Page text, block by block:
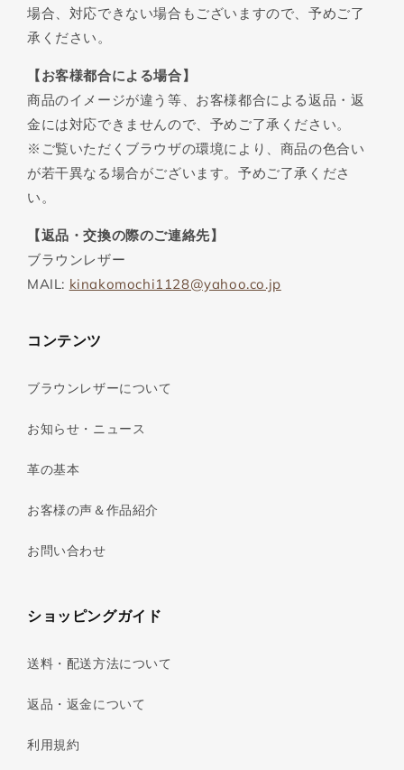
場合、対応できない場合もございますので、予めご了
承ください。
【お客様都合による場合】
商品のイメージが違う等、お客様都合による返品・返
金には対応できませんので、予めご了承ください。
※ご覧いただくブラウザの環境により、商品の色合い
が若干異なる場合がございます。予めご了承くださ
い。
【返品・交換の際のご連絡先】
ブラウンレザー
MAIL: kinakomochi1128@yahoo.co.jp
コンテンツ
ブラウンレザーについて
お知らせ・ニュース
革の基本
お客様の声＆作品紹介
お問い合わせ
ショッピングガイド
送料・配送方法について
返品・返金について
利用規約